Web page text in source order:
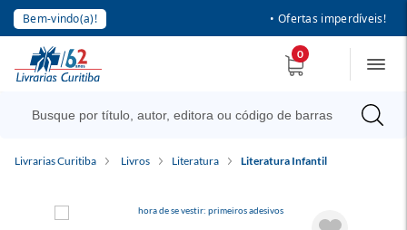
Bem-vindo(a)! • Ofertas imperdíveis!
0
Livrarias Curitiba Livros Literatura Literatura Infantil